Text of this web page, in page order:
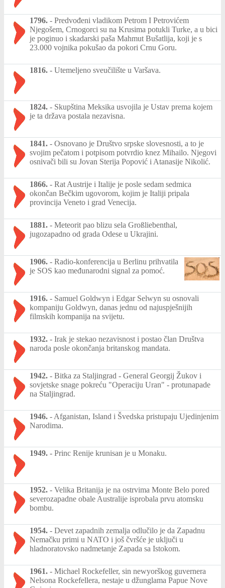
1796. - Predvođeni vladikom Petrom I Petrovićem
Njegošem, Crnogorci su na Krusima potukli Turke, a u bici
je poginuo i skadarski paša Mahmut Bušatlija, koji je s
23.000 vojnika pokušao da pokori Crnu Goru.
1816. - Utemeljeno sveučilište u Varšava.
1824. - Skupština Meksika usvojila je Ustav prema kojem
je ta država postala nezavisna.
1841. - Osnovano je Društvo srpske slovesnosti, a to je
svojim pečatom i potpisom potvrdio knez Mihailo. Njegovi
osnivači bili su Jovan Sterija Popović i Atanasije Nikolić.
1866. - Rat Austrije i Italije je posle sedam sedmica
okončan Bečkim ugovorom, kojim je Italiji pripala
provincija Veneto i grad Venecija.
1881. - Meteorit pao blizu sela Großliebenthal,
jugozapadno od grada Odese u Ukrajini.
1906. - Radio-konferencija u Berlinu prihvatila
je SOS kao međunarodni signal za pomoć.
1916. - Samuel Goldwyn i Edgar Selwyn su osnovali
kompaniju Goldwyn, danas jednu od najuspješnijih
filmskih kompanija na svijetu.
1932. - Irak je stekao nezavisnost i postao član Društva
naroda posle okončanja britanskog mandata.
1942. - Bitka za Staljingrad - General Georgij Žukov i
sovjetske snage pokreću "Operaciju Uran" - protunapade
na Staljingrad.
1946. - Afganistan, Island i Švedska pristupaju Ujedinjenim
Narodima.
1949. - Princ Renije krunisan je u Monaku.
1952. - Velika Britanija je na ostrvima Monte Belo pored
severozapadne obale Australije isprobala prvu atomsku
bombu.
1954. - Devet zapadnih zemalja odlučilo je da Zapadnu
Nemačku primi u NATO i još čvršće je uključi u
hladnoratovsko nadmetanje Zapada sa Istokom.
1961. - Michael Rockefeller, sin newyorškog guvernera
Nelsona Rockefellera, nestaje u džunglama Papue Nove